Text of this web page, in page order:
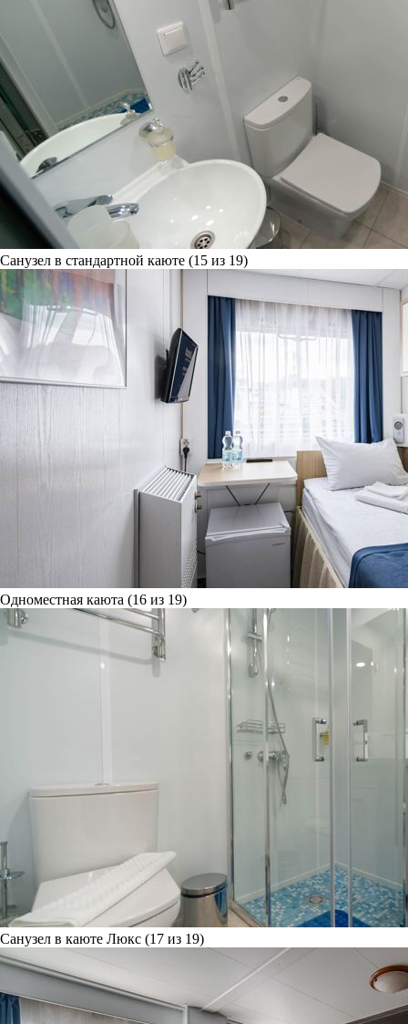
Санузел в стандартной каюте (15 из 19)
Одноместная каюта (16 из 19)
Санузел в каюте Люкс (17 из 19)